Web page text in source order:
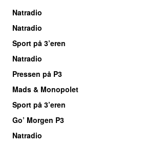
Natradio
Natradio
Sport på 3’eren
Natradio
Pressen på P3
Mads & Monopolet
Sport på 3’eren
Go’ Morgen P3
Natradio